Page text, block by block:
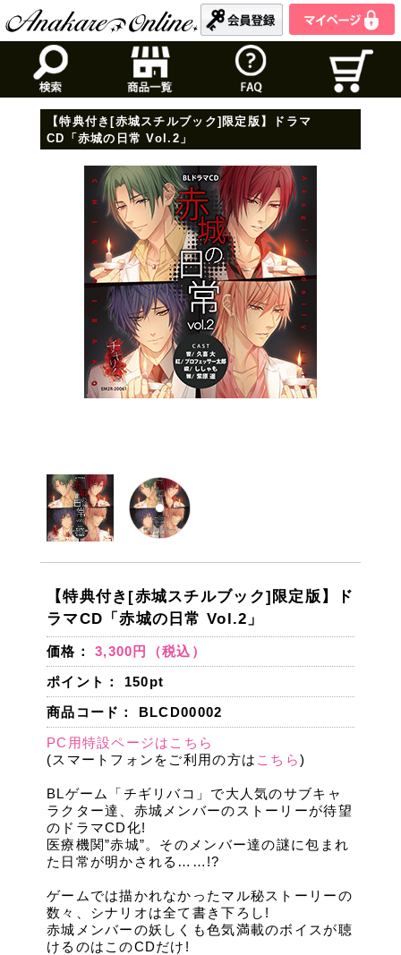
【特典付き[赤城スチルブック]限定版】ドラマ
CD「赤城の日常 Vol.2」
【特典付き[赤城スチルブック]限定版】ド
ラマCD「赤城の日常 Vol.2」
価格：3,300円（税込）
ポイント：
150pt
商品コード： BLCD00002
PC用特設ページはこちら
(スマートフォンをご利用の方は こちら)
BLゲーム「チギリバコ」で大人気のサブキャ
ラクター達、赤城メンバーのストーリーが待望
のドラマCD化!
医療機関”赤城”。そのメンバー達の謎に包まれ
た日常が明かされる……!?
ゲームでは描かれなかったマル秘ストーリーの
数々、シナリオは全て書き下ろし!
赤城メンバーの妖しくも色気満載のボイスが聴
けるのはこのCDだけ!